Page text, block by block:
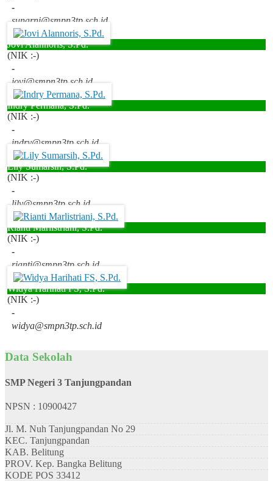
-
sunarni@smpn3tp.sch.id
Jovi Alannoris, S.Pd.
(NIK :-)
-
jovi@smpn3tp.sch.id
Indry Permana, S.Pd.
(NIK :-)
-
indry@smpn3tp.sch.id
Lily Sumarsih, S.Pd.
(NIK :-)
-
lily@smpn3tp.sch.id
Rianti Marlistriani, S.Pd.
(NIK :-)
-
rianti@smpn3tp.sch.id
Widya Harihati FS, S.Pd.
(NIK :-)
-
widya@smpn3tp.sch.id
Data Sekolah
SMP Negeri 3 Tanjungpandan
NPSN : 10900427
Jl. M. Nuh Tanjungpandan No 29
KEC. Tanjungpandan
KAB. Belitung
PROV. Kep. Bangka Belitung
KODE POS 33412